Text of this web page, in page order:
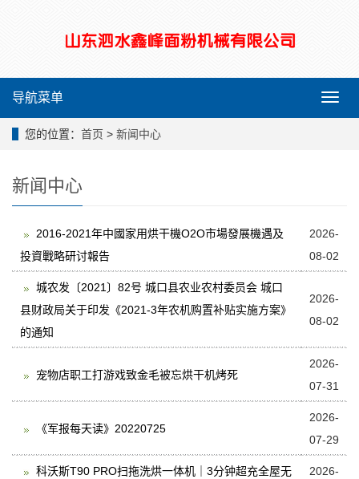
导
导航菜单
您的位置： 首页 > 新闻中心
新闻中心
2016-2021年中國家用烘干機O2O市場發展機遇及
投資戰略研讨報告
2026-
08-02
城农发〔2021〕82号 城口县农业农村委员会 城口
县财政局关于印发《2021-3年农机购置补贴实施方案》
的通知
2026-
08-02
宠物店职工打游戏致金毛被忘烘干机烤死
2026-
07-31
《军报每天读》20220725
2026-
07-29
科沃斯T90 PRO扫拖洗烘一体机｜3分钟超充全屋无
2026-